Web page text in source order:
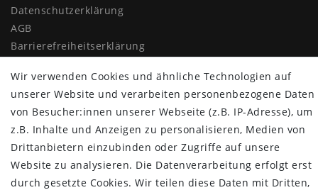
Daten­schutz­erklärung
AGB
Barrierefreiheitserklärung
Vertrag widerrufen
MYPOPUPCLUB
Über uns
Retoure
Versand- und Zahlungsbedingungen
Wir verwenden Cookies und ähnliche Technologien auf
unserer Website und verarbeiten personenbezogene Daten
von Besucher:innen unserer Webseite (z.B. IP-Adresse), um
z.B. Inhalte und Anzeigen zu personalisieren, Medien von
Drittanbietern einzubinden oder Zugriffe auf unsere
Website zu analysieren. Die Datenverarbeitung erfolgt erst
durch gesetzte Cookies. Wir teilen diese Daten mit Dritten,